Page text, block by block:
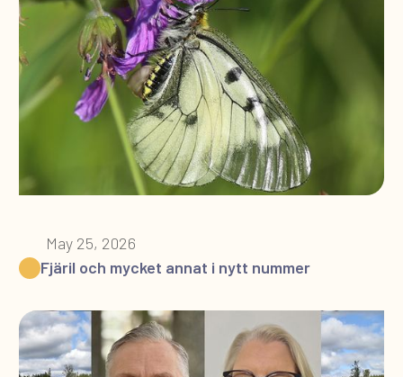
May 25, 2026
Fjäril och mycket annat i nytt nummer